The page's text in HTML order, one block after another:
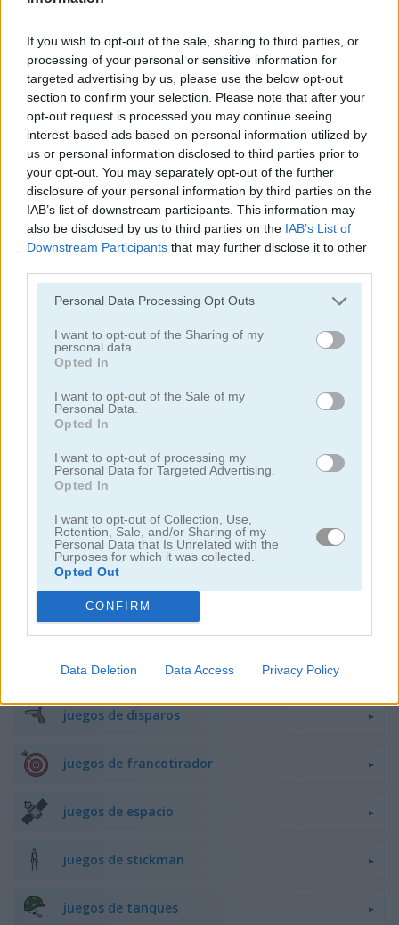
If you wish to opt-out of the sale, sharing to third parties, or
processing of your personal or sensitive information for
targeted advertising by us, please use the below opt-out
section to confirm your selection. Please note that after your
opt-out request is processed you may continue seeing
interest-based ads based on personal information utilized by
us or personal information disclosed to third parties prior to
your opt-out. You may separately opt-out of the further
disclosure of your personal information by third parties on the
IAB’s list of downstream participants. This information may
also be disclosed by us to third parties on the IAB’s List of
Downstream Participants that may further disclose it to other
Personal Data Processing Opt Outs
I want to opt-out of the Sharing of my
personal data.
Opted In
I want to opt-out of the Sale of my
Personal Data.
Opted In
I want to opt-out of processing my
Personal Data for Targeted Advertising.
Opted In
I want to opt-out of Collection, Use,
Retention, Sale, and/or Sharing of my
Personal Data that Is Unrelated with the
Purposes for which it was collected.
Opted Out
CONFIRM
Data Deletion Data Access Privacy Policy
juegos de alienígenas
juegos de tiro con arco
juegos de ejército
juegos de batalla
juegos de cañones
juegos de vaqueros
fáciles
juegos de peleas
juegos de armas
difíciles
juegos de caza
juegos de robots
juegos de barcos
juegos de disparos
juegos de francotirador
juegos de espacio
juegos de stickman
juegos de tanques